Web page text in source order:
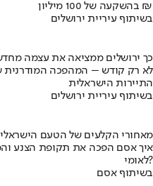
בהשקעה של 100 מיליון ₪
בשיתוף עיריית ירושלים
כך ירושלים ממציאה את עצמה
לא רק קודש – המהפכה
התיירות הישראלית
בשיתוף עיריית ירושלים
מאחורי הקלעים של הטעם הישראלי
לאומי?
בשיתוף אסם